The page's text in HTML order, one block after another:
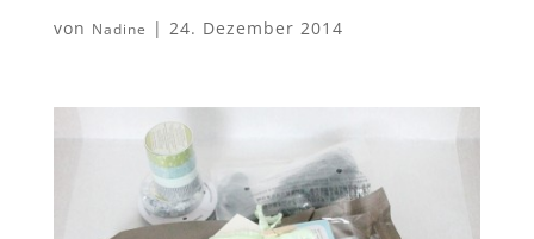
von Nadine | 24. Dezember 2014